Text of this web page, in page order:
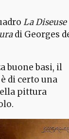
La Diseuse
di Georges
buone basi, il
di certo una
pittura